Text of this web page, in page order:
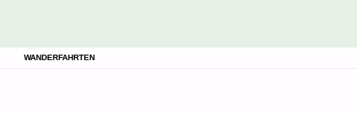
STARTSEITE
WANDERFAHRTEN